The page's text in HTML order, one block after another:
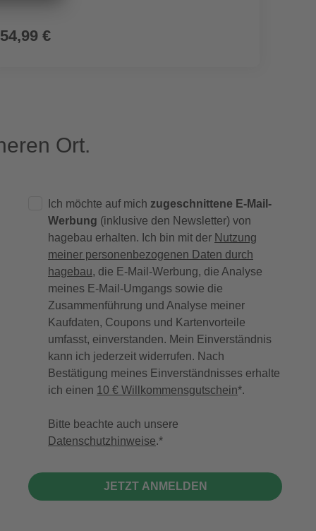
54,99 €
Ort.
Ich möchte auf mich zugeschnittene E-Mail-
Werbung (inklusive den Newsletter) von
hagebau erhalten. Ich bin mit der Nutzung
meiner personenbezogenen Daten durch
hagebau, die E-Mail-Werbung, die Analyse
meines E-Mail-Umgangs sowie die
Zusammenführung und Analyse meiner
Kaufdaten, Coupons und Kartenvorteile
umfasst, einverstanden. Mein Einverständnis
kann ich jederzeit widerrufen. Nach
Bestätigung meines Einverständnisses erhalte
ich einen 10 € Willkommensgutschein*.
Bitte beachte auch unsere
Datenschutzhinweise.
JETZT ANMELDEN